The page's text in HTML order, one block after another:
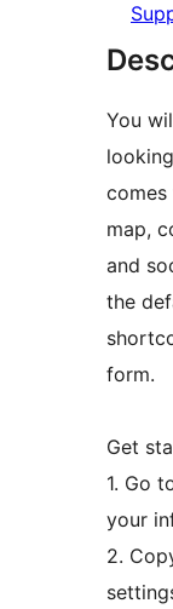
You
map,
and
the
form.
Get
1. Go
your
2.